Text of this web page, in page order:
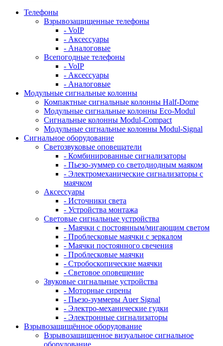
Телефоны
Взрывозащищенные телефоны
- VoIP
- Аксессуары
- Аналоговые
Всепогодные телефоны
- VoIP
- Аксессуары
- Аналоговые
Модульные сигнальные колонны
Компактные сигнальные колонны Half-Dome
Модульные сигнальные колонны Eco-Modul
Сигнальные колонны Modul-Compact
Модульные сигнальные колонны Modul-Signal
Сигнальное оборудование
Светозвуковые оповещатели
- Комбинированные сигнализаторы
- Пьезо-зуммер со светодиодным маяком
- Электромеханические сигнализаторы с
маячком
Аксессуары
- Источники света
- Устройства монтажа
Световые сигнальные устройства
- Маячки с постоянным/мигающим светом
- Проблесковые маячки с зеркалом
- Маячки постоянного свечения
- Проблесковые маячки
- Стробоскопические маячки
- Световое оповещение
Звуковые сигнальные устройства
- Моторные сирены
- Пьезо-зуммеры Auer Signal
- Электро-механические гудки
- Электронные сигнализаторы
Взрывозащищённое оборудование
Взрывозащищенное визуальное сигнальное
оборудование